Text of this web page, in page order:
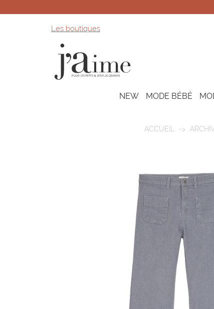
Les boutiques
NEW MODE BÉBÉ
ACCUEIL